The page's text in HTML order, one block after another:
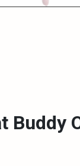
Buddy